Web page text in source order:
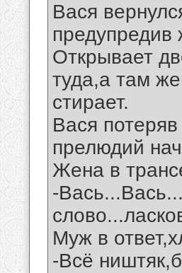
Вася
предупредив
Открывает
туда,а там
стирает.
Вася потеряв
прелюдий
Жена в
-
Муж в
-Всё